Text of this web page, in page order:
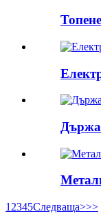
1 2345Следваща>>>